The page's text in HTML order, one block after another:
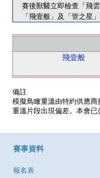
賽後獸醫立即檢查「飛
「飛壹般」及「管之星
飛壹般
備註
模擬鳥瞰重溫由特約供應
重溫片段出現偏差。本會
賽事資料
報名表